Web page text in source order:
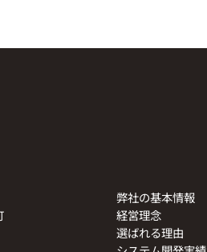
弊社の基本情報
経営理念
選ばれる理由